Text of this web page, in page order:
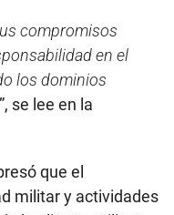
compromisos
en el
los dominios
”, se lee en la
que el
militar y actividades